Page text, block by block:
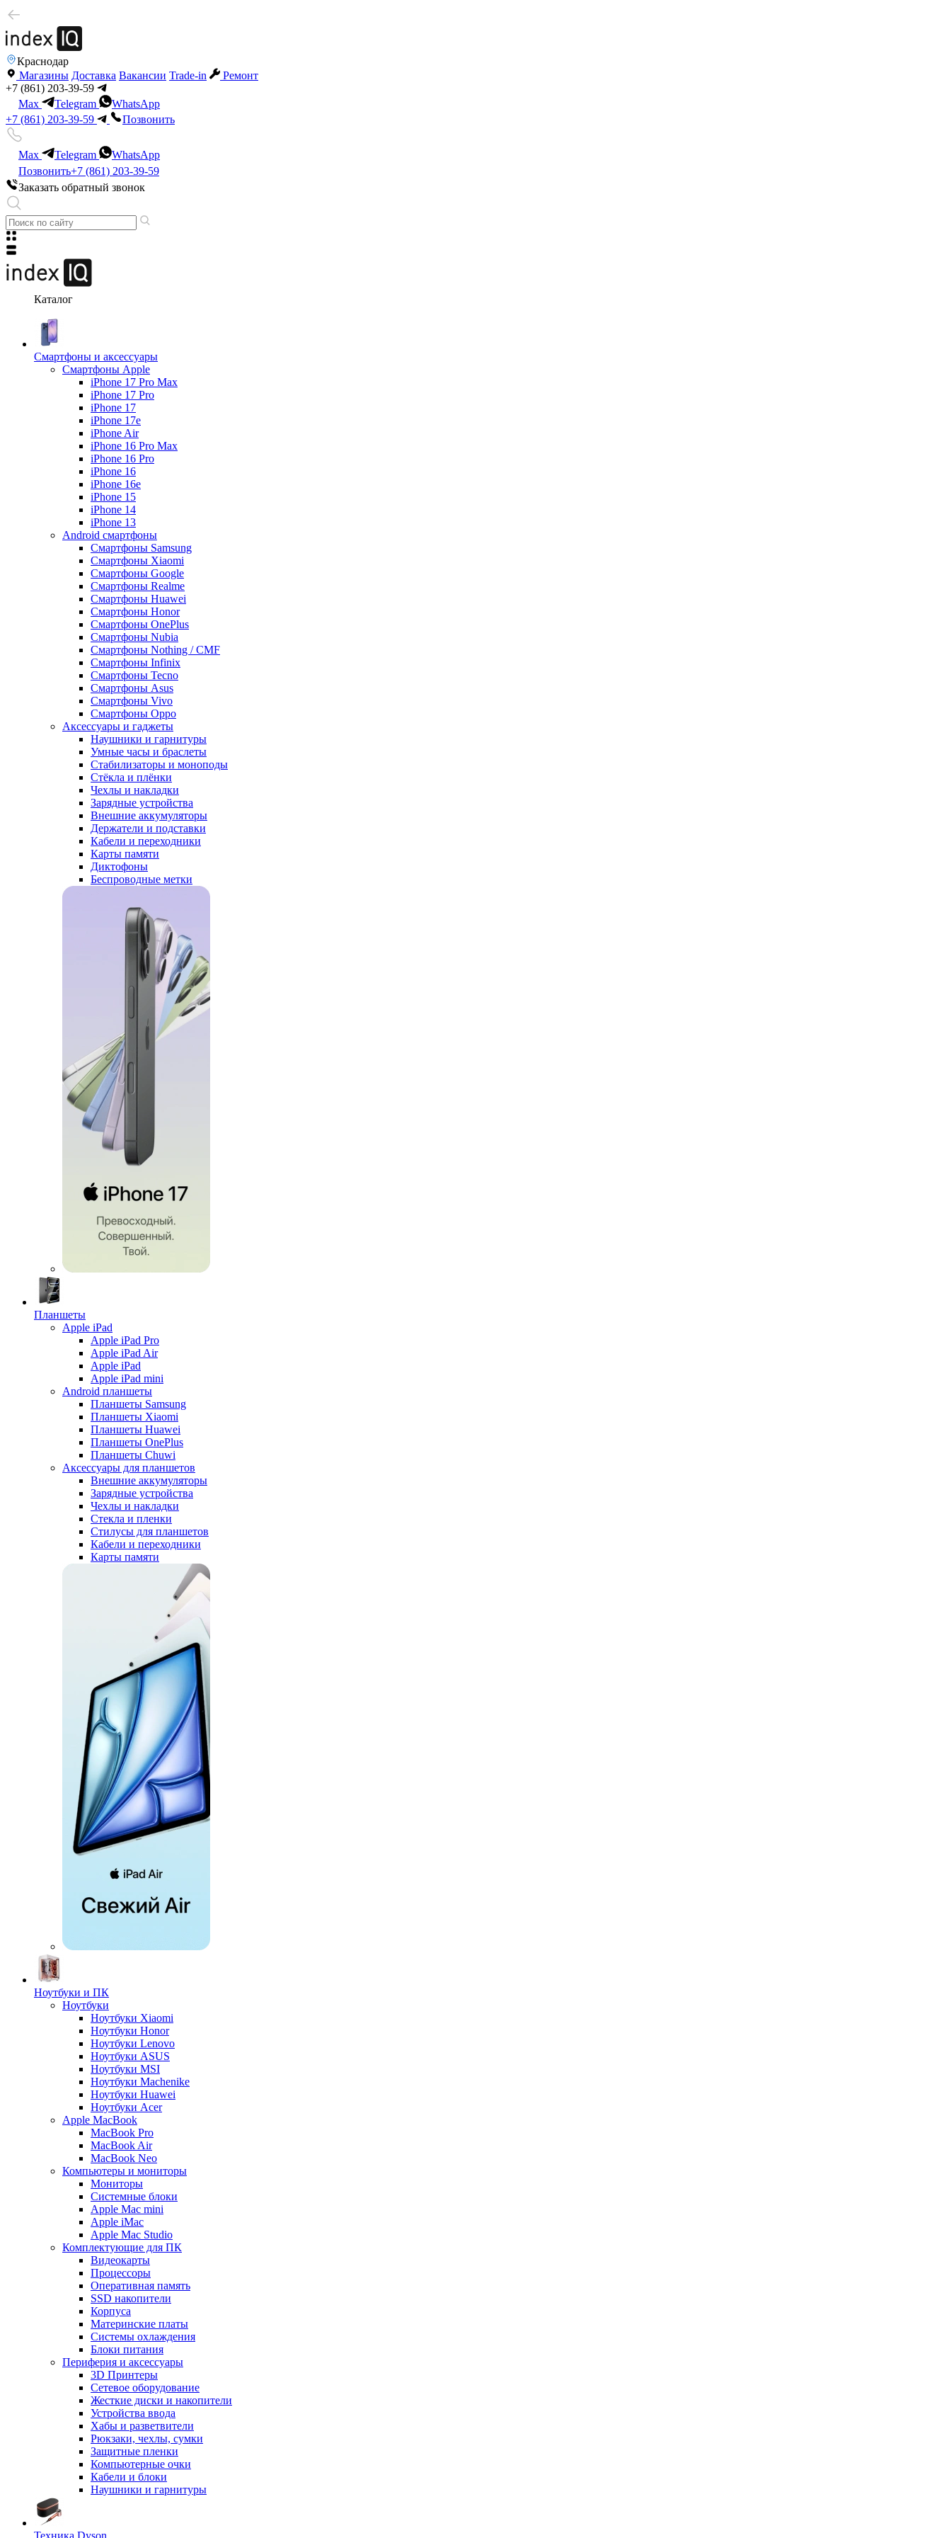
Краснодар
Магазины Доставка Вакансии Trade-in
Ремонт
+7 (861) 203-39-59
Max
Telegram
WhatsApp
+7 (861) 203-39-59
Позвонить
Max Telegram
WhatsApp
Позвонить+7 (861) 203-39-59
Заказать обратный звонок
Каталог
Смартфоны и аксессуары
Смартфоны Apple
iPhone 17 Pro Max
iPhone 17 Pro
iPhone 17
iPhone 17e
iPhone Air
iPhone 16 Pro Max
iPhone 16 Pro
iPhone 16
iPhone 16e
iPhone 15
iPhone 14
iPhone 13
Android cмартфоны
Смартфоны Samsung
Смартфоны Xiaomi
Смартфоны Google
Смартфоны Realme
Смартфоны Huawei
Смартфоны Honor
Смартфоны OnePlus
Смартфоны Nubia
Смартфоны Nothing / CMF
Смартфоны Infinix
Смартфоны Tecno
Смартфоны Asus
Смартфоны Vivo
Смартфоны Oppo
Аксессуары и гаджеты
Наушники и гарнитуры
Умные часы и браслеты
Стабилизаторы и моноподы
Стёкла и плёнки
Чехлы и накладки
Зарядные устройства
Внешние аккумуляторы
Держатели и подставки
Кабели и переходники
Карты памяти
Диктофоны
Беспроводные метки
Планшеты
Apple iPad
Apple iPad Pro
Apple iPad Air
Apple iPad
Apple iPad mini
Android планшеты
Планшеты Samsung
Планшеты Xiaomi
Планшеты Huawei
Планшеты OnePlus
Планшеты Chuwi
Аксессуары для планшетов
Внешние аккумуляторы
Зарядные устройства
Чехлы и накладки
Стекла и пленки
Стилусы для планшетов
Кабели и переходники
Карты памяти
Ноутбуки и ПК
Ноутбуки
Ноутбуки Xiaomi
Ноутбуки Honor
Ноутбуки Lenovo
Ноутбуки ASUS
Ноутбуки MSI
Ноутбуки Machenike
Ноутбуки Huawei
Ноутбуки Acer
Apple MacBook
MacBook Pro
MacBook Air
MacBook Neo
Компьютеры и мониторы
Мониторы
Системные блоки
Apple Mac mini
Apple iMac
Apple Mac Studio
Комплектующие для ПК
Видеокарты
Процессоры
Оперативная память
SSD накопители
Корпуса
Материнские платы
Системы охлаждения
Блоки питания
Периферия и аксессуары
3D Принтеры
Сетевое оборудование
Жесткие диски и накопители
Устройства ввода
Хабы и разветвители
Рюкзаки, чехлы, сумки
Защитные пленки
Компьютерные очки
Кабели и блоки
Наушники и гарнитуры
Техника Dyson